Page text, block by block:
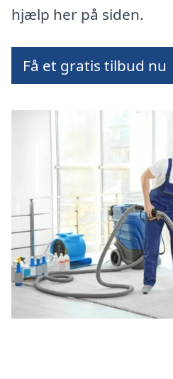
hjælp her på siden.
Få et gratis tilbud nu